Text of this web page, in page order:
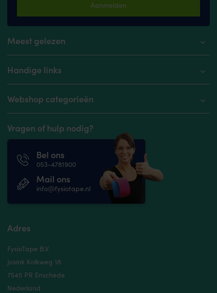
Aanmelden
Meest gelezen
Handige links
Webshop categorieën
Vragen of hulp nodig?
Bel ons
053-4781900
Mail ons
info@fysiotape.nl
Adres
FysioTape B.V.
Josink Kolkweg 18
7545 PR Enschede
Nederland